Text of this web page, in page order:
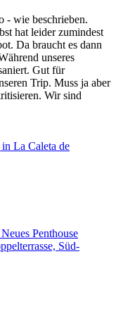
- wie beschrieben.
hat leider zumindest
Da braucht es dann
unseres
Gut für
Trip. Muss ja aber
Wir sind
La Caleta de
Penthouse
Süd-